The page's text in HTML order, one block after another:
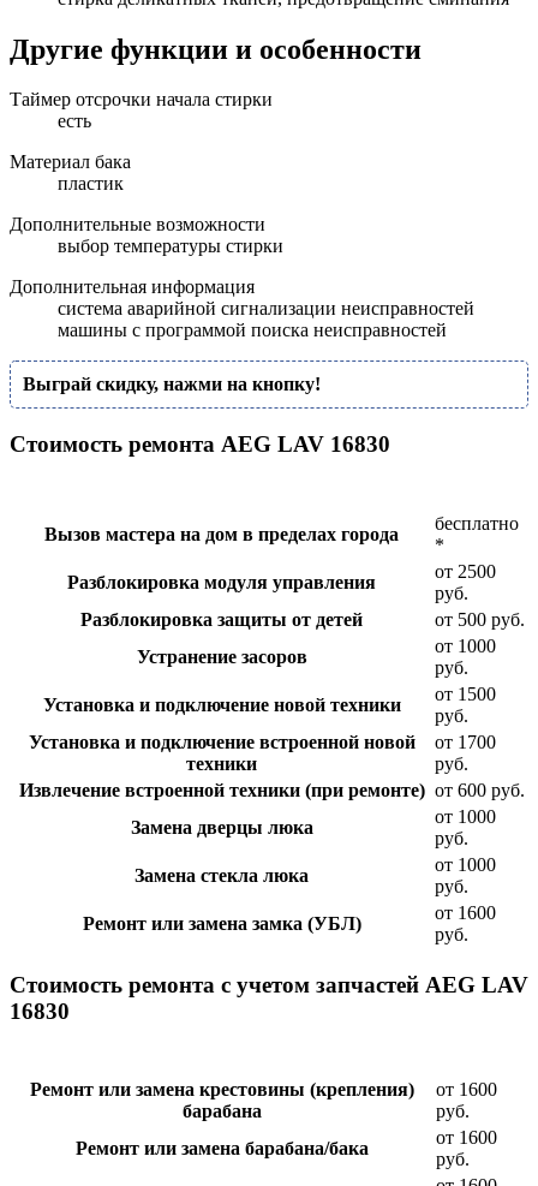
Другие функции и особенности
Таймер отсрочки начала стирки
есть
Материал бака
пластик
Дополнительные возможности
выбор температуры стирки
Дополнительная информация
система аварийной сигнализации неисправностей
машины с программой поиска неисправностей
Выграй скидку, нажми на кнопку!
Стоимость ремонта AEG LAV 16830
Вызов мастера на дом в пределах города
бесплатно
*
Разблокировка модуля управления
от 2500
руб.
Разблокировка защиты от детей
от 500 руб.
Устранение засоров
от 1000
руб.
Установка и подключение новой техники
от 1500
руб.
Установка и подключение встроенной новой
техники
от 1700
руб.
Извлечение встроенной техники (при ремонте) от 600 руб.
Замена дверцы люка
от 1000
руб.
Замена стекла люка
от 1000
руб.
Ремонт или замена замка (УБЛ)
от 1600
руб.
Стоимость ремонта с учетом запчастей AEG LAV
16830
Ремонт или замена крестовины (крепления)
барабана
от 1600
руб.
Ремонт или замена барабана/бака
от 1600
руб.